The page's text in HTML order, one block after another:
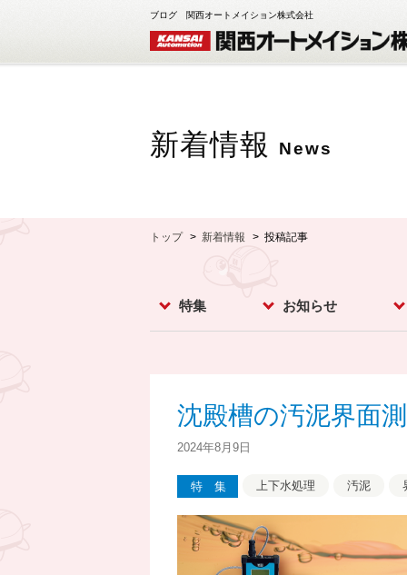
ブログ 関西オートメイション株式会社
新着情報 News
トップ 新着情報 投稿記事
特集 お知らせ
ん
沈殿槽の汚泥界面
2024年8月9日
特集 上下水処理 汚泥